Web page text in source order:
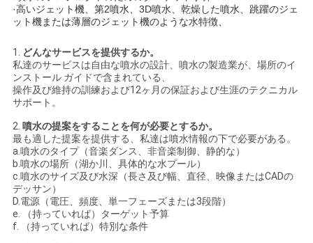
·高いジェット機、第2噴水、3D噴水、乾燥した噴水、跳躍のジェ
ット機または薄層のジェット機のような水特徴、
1.
どんなサービスを提供するか。
私達のサービスは自由な噴水の設計、噴水の製造業が、場所のイ
ンストール ガイドで含まれている、
操作及び維持の訓練および12ヶ月の保証および生涯のテクニカル
サポート。
2. 噴水の提案をすることを何が必要とするか。
最も適した提案を提供する、私達は噴水情報の下で必要がある。
a.噴水のタイプ（音楽ダンス、非音楽制御、静的な）
b.噴水の場所（湖か川、具体的な水プール）
c.噴水のサイズ及び水深（長さ及び幅、直径、映像またはCADの
デッサン）
D.電源（電圧、頻度、単一フェーズまたは3段階）
e. （持っていれば）ターゲット予算
f. （持っていれば）特別な条件